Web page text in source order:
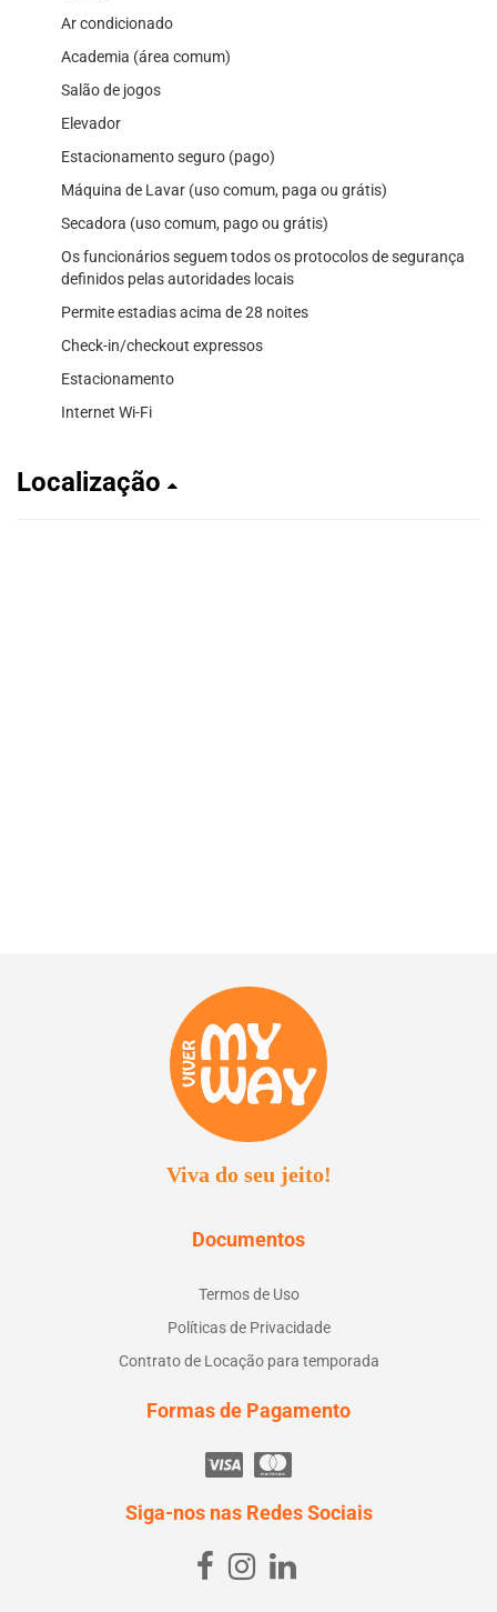
Ar condicionado
Academia (área comum)
Salão de jogos
Elevador
Estacionamento seguro (pago)
Máquina de Lavar (uso comum, paga ou grátis)
Secadora (uso comum, pago ou grátis)
Os funcionários seguem todos os protocolos de segurança
definidos pelas autoridades locais
Permite estadias acima de 28 noites
Check-in/checkout expressos
Estacionamento
Internet Wi-Fi
Localização
Viva do seu jeito!
Documentos
Termos de Uso
Políticas de Privacidade
Contrato de Locação para temporada
Formas de Pagamento
Siga-nos nas Redes Sociais